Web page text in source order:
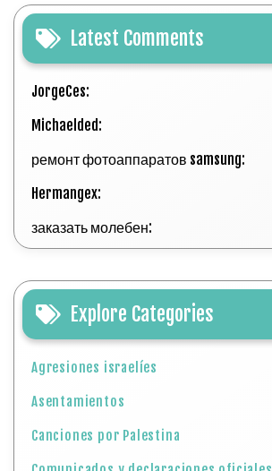
Latest Comments
JorgeCes:
Michaelded:
ремонт фотоаппаратов samsung:
Hermangex:
заказать молебен:
Explore Categories
Agresiones israelíes
Asentamientos
Canciones por Palestina